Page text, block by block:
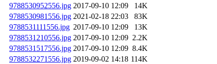
9788530952556.jpg 2017-09-10 12:09
14K
9788530981556.jpg 2021-02-18 22:03
83K
9788531111556.jpg 2017-09-10 12:09
13K
9788531210556.jpg 2017-09-10 12:09 2.2K
9788531517556.jpg 2017-09-10 12:09 8.4K
9788532271556.jpg 2019-09-02 14:18 114K